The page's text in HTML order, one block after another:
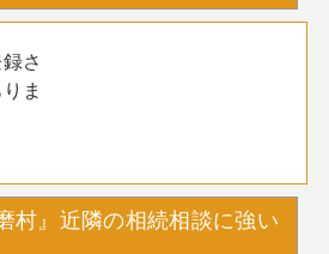
さ
ま
村』近隣の相続相談に強い